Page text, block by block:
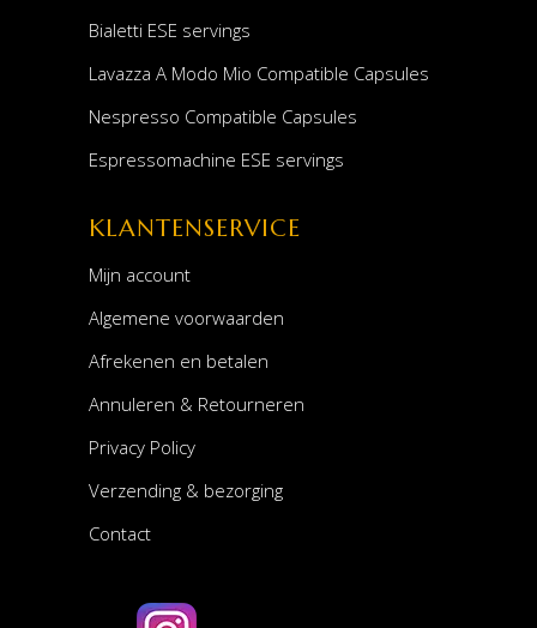
Bialetti ESE servings
Lavazza A Modo Mio Compatible Capsules
Nespresso Compatible Capsules
Espressomachine ESE servings
KLANTENSERVICE
Mijn account
Algemene voorwaarden
Afrekenen en betalen
Annuleren & Retourneren
Privacy Policy
Verzending & bezorging
Contact